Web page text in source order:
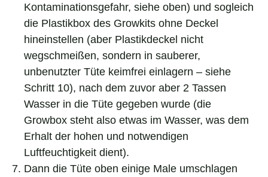
Kontaminationsgefahr, siehe oben) und sogleich
die Plastikbox des Growkits ohne Deckel
hineinstellen (aber Plastikdeckel nicht
wegschmeißen, sondern in sauberer,
unbenutzter Tüte keimfrei einlagern – siehe
Schritt 10), nach dem zuvor aber 2 Tassen
Wasser in die Tüte gegeben wurde (die
Growbox steht also etwas im Wasser, was dem
Erhalt der hohen und notwendigen
Luftfeuchtigkeit dient).
Dann die Tüte oben einige Male umschlagen